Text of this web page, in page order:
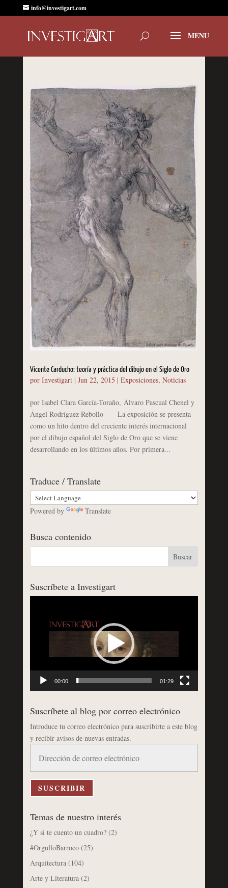
info@investigart.com
Vicente Carducho: teoría y práctica del dibujo en el Siglo de Oro
por Investigart| Jun 22, 2015 | Exposiciones, Noticias
por Isabel Clara García-Toraño, Álvaro Pascual Chenel y
Ángel Rodríguez Rebollo La exposición se presenta
como un hito dentro del creciente interés internacional
por el dibujo español del Siglo de Oro que se viene
desarrollando en los últimos años. Por primera...
Traduce / Translate
Powered by Translate
Busca contenido
Suscríbete a Investigart
00:00 01:29
Suscríbete al blog por correo electrónico
Introduce tu correo electrónico para suscribirte a este blog
y recibir avisos de nuevas entradas.
correo
electrónico
SUSCRIBIR
Temas de nuestro interés
¿Y si te cuento un cuadro?(2)
#OrgulloBarroco(25)
Arquitectura(104)
Arte y Literatura(2)